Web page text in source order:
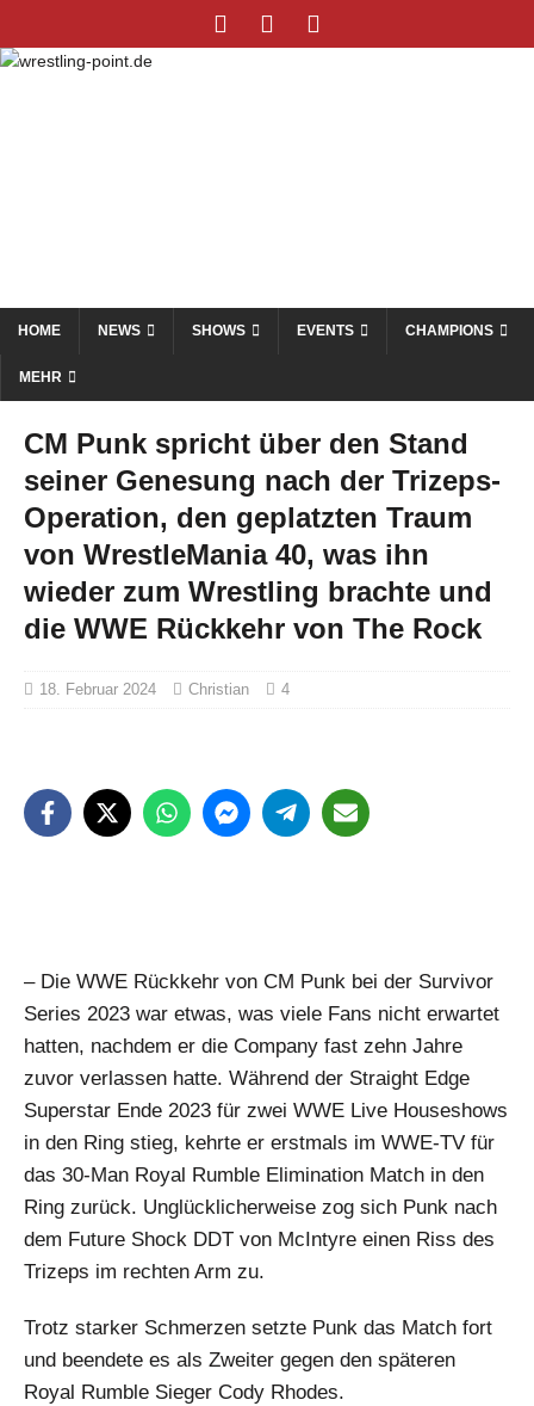
HOME NEWS SHOWS EVENTS CHAMPIONS
MEHR
CM Punk spricht über den Stand
seiner Genesung nach der Trizeps-
Operation, den geplatzten Traum
von WrestleMania 40, was ihn
wieder zum Wrestling brachte und
die WWE Rückkehr von The Rock
18. Februar 2024 Christian 4
– Die WWE Rückkehr von CM Punk bei der Survivor
Series 2023 war etwas, was viele Fans nicht erwartet
hatten, nachdem er die Company fast zehn Jahre
zuvor verlassen hatte. Während der Straight Edge
Superstar Ende 2023 für zwei WWE Live Houseshows
in den Ring stieg, kehrte er erstmals im WWE-TV für
das 30-Man Royal Rumble Elimination Match in den
Ring zurück. Unglücklicherweise zog sich Punk nach
dem Future Shock DDT von McIntyre einen Riss des
Trizeps im rechten Arm zu.
Trotz starker Schmerzen setzte Punk das Match fort
und beendete es als Zweiter gegen den späteren
Royal Rumble Sieger Cody Rhodes.